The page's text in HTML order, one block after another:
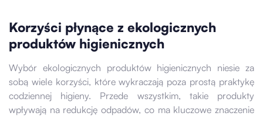
Korzyści płynące z ekologicznych
produktów higienicznych
Wybór ekologicznych produktów higienicznych niesie za
sobą wiele korzyści, które wykraczają poza prostą praktykę
codziennej higieny. Przede wszystkim, takie produkty
wpływają na redukcję odpadów, co ma kluczowe znaczenie